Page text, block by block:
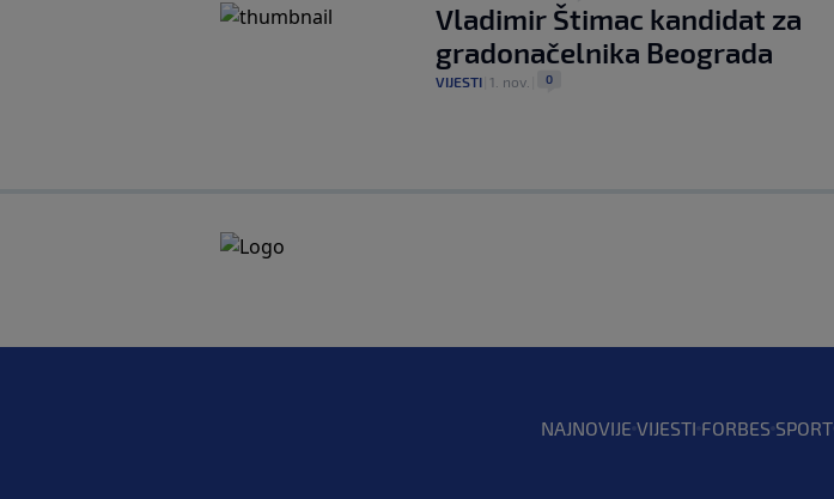
Vladimir Štimac kandidat za
gradonačelnika Beograda
VIJESTI 1. nov. 0
NAJNOVIJE VIJESTI FORBES SPORT